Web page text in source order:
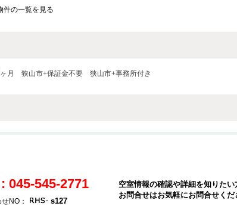
件の一覧を見る
月 狭山市+保証金不要 狭山市+事務所付き
045-545-2771
NO： s127
空室情報の確認や詳細を知りたい
お問合せはお気軽にお問合せくだ